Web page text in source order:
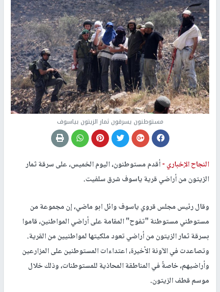
مستوطنون يسرقون ثمار الزيتون بياسوف
النجاح الإخباري -أقدم مستوطنون، اليوم الخميس، على سرقة ثمار
الزيتون من أراضي قرية ياسوف شرق سلفيت.
وقال رئيس مجلس قروي ياسوف وائل ابو ماضي، إن مجموعة من
مستوطني مستوطنة "تفوح" المقامة على أراضي المواطنين، قاموا
بسرقة ثمار الزيتون من أراضي تعود ملكيتها لمواطنيين من القرية.
وتصاعدت في الآونة الأخيرة، اعتداءات المستوطنين على المزارعين
وأراضيهم، خاصةً في المناطقة المحاذية للمستوطنات، وذلك خلال
موسم قطف الزيتون.